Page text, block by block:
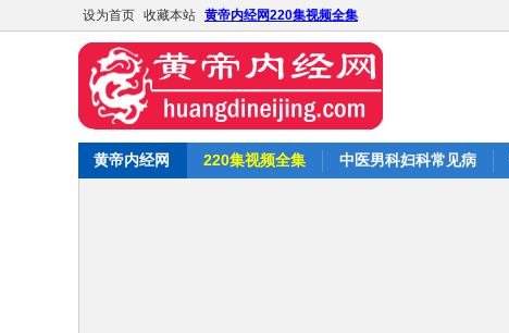
设为首页 收藏本站 黄帝内经网220集视频全集
黄帝内经网 220集视频全集 中医男科妇科常见病